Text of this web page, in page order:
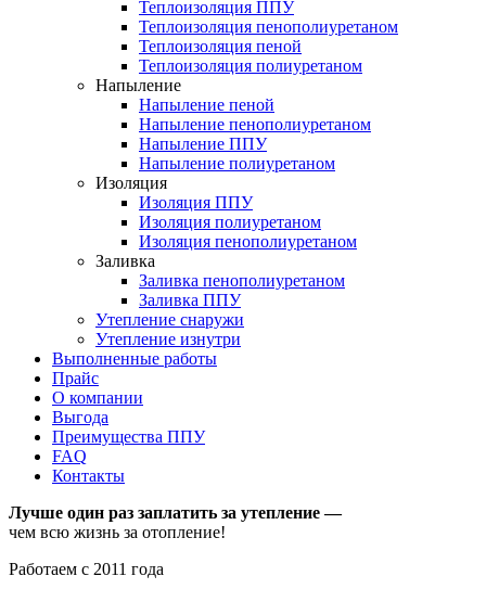
Теплоизоляция ППУ
Теплоизоляция пенополиуретаном
Теплоизоляция пеной
Теплоизоляция полиуретаном
Напыление
Напыление пеной
Напыление пенополиуретаном
Напыление ППУ
Напыление полиуретаном
Изоляция
Изоляция ППУ
Изоляция полиуретаном
Изоляция пенополиуретаном
Заливка
Заливка пенополиуретаном
Заливка ППУ
Утепление снаружи
Утепление изнутри
Выполненные работы
Прайс
О компании
Выгода
Преимущества ППУ
FAQ
Контакты
Лучше один раз заплатить за утепление —
чем всю жизнь за отопление!
Работаем с 2011 года